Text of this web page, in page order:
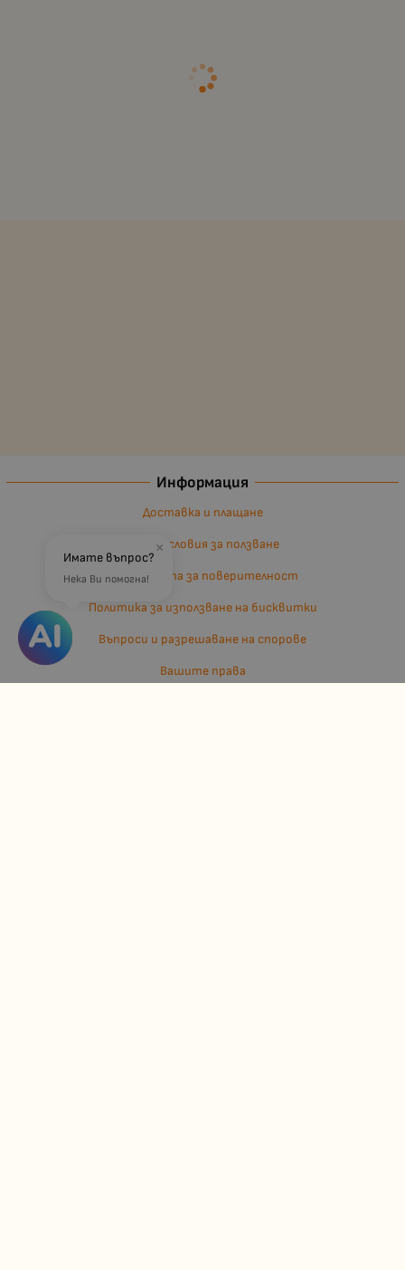
Информация
Доставка и плащане
Общи условия за ползване
Политиката за поверителност
Политика за използване на бисквитки
Въпроси и разрешаване на спорове
Вашите права
×
Имате въпрос?
Нека Ви помогна!